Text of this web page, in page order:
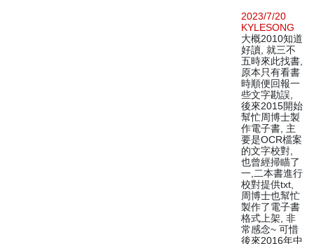
2023/7/20
KYLESONG
大概2010知道
好讀, 就三不
五時來此找書,
原本只有看書
時順便回報一
些文字勘誤,
後來2015開始
幫忙周博士製
作電子書, 主
要是OCR檔案
的文字校對,
也曾經掃瞄了
一,二本書進行
校對提供txt,
周博士也幫忙
製作了電子書
格式上架, 非
常感念~ 可惜
後來2016年中